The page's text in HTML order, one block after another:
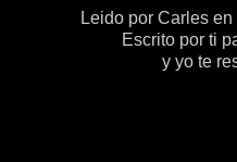
Leido por Carles
Escrito por ti
y yo te